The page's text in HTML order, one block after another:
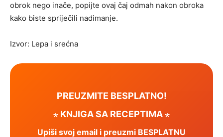
obrok nego inače, popijte ovaj čaj odmah nakon obroka
kako biste spriječili nadimanje.
Izvor: Lepa i srećna
PREUZMITE BESPLATNO!
⋆ KNJIGA SA RECEPTIMA ⋆
Upiši svoj email i preuzmi BESPLATNU